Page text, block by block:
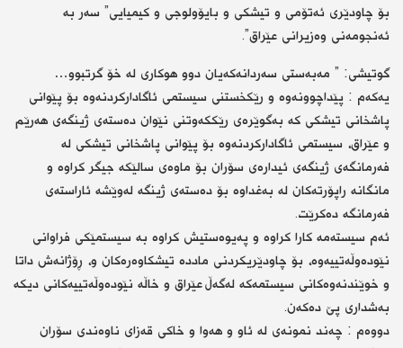
بۆ چاودێری ئه‌تۆمی و تیشكی و بایۆولوجی و كیمیایی” سه‌ر به‌
ئه‌نجومه‌نی وه‌زیرانی عێراق”.
گوتیشی: ” مه‌به‌ستی سه‌ردانه‌كه‌یان دوو هوكاری له‌ خۆ گرتبوو…
یه‌كه‌م : پێداچوونه‌وه‌ و رێكخستنی سیستمی ئاگاداركردنه‌وه‌ بۆ پێوانی
پاشخانی تیشكی كه‌ بەگوێرەی رێککەوتنی نێوان دەستەی ژینگەی هەرێم
و عێراق، سیستمی ئاگاداركردنه‌وه‌ بۆ پێوانی پاشخانی تیشكی لە
فه‌رمانگه‌ی ژینگه‌ی ئیداره‌ی سۆران بۆ ماوه‌ی سالێكه‌ جیگر كراوه‌ و
مانگانه‌ راپۆرته‌كان له‌ به‌غداوه‌ بۆ ده‌سته‌ی ژینگه‌ له‌وێشه‌ ئاراسته‌ی
فه‌رمانگه‌ ده‌كرێت.
ئه‌م سیسته‌مه‌ كارا كراوە و پەیوەستیش كراوە بە سیستمێكی فراوانی
نێودەوڵەتییەوە، بۆ چاودێریكردنی ماددە تیشكاوەرەكان و، ڕۆژانەش داتا
و خوێندنەوەكانی سیستمەكە لەگەڵ عێراق و خاڵە نێودەوڵەتییەكانی دیكە
بەشداری پێ دەكەن.
دووه‌م : چه‌ند نمونه‌ی له‌ ئاو و هه‌وا و خاكی قه‌زای ناوه‌ندی سۆران